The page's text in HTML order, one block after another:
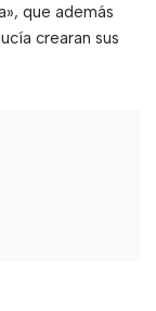
que además
crearan sus